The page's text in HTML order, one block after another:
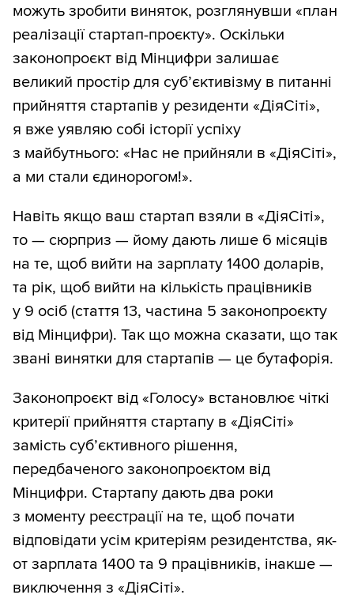
можуть зробити виняток, розглянувши «план
реалізації стартап-проєкту». Оскільки
законопроєкт від Мінцифри залишає
великий простір для суб’єктивізму в питанні
прийняття стартапів у резиденти «ДіяСіті»,
я вже уявляю собі історії успіху
з майбутнього: «Нас не прийняли в «ДіяСіті»,
а ми стали єдинорогом!».
Навіть якщо ваш стартап взяли в «ДіяСіті»,
то — сюрприз — йому дають лише 6 місяців
на те, щоб вийти на зарплату 1400 доларів,
та рік, щоб вийти на кількість працівників
у 9 осіб (стаття 13, частина 5 законопроєкту
від Мінцифри). Так що можна сказати, що так
звані винятки для стартапів — це бутафорія.
Законопроєкт від «Голосу» встановлює чіткі
критерії прийняття стартапу в «ДіяСіті»
замість суб’єктивного рішення,
передбаченого законопроєктом від
Мінцифри. Стартапу дають два роки
з моменту реєстрації на те, щоб почати
відповідати усім критеріям резидентства, як-
от зарплата 1400 та 9 працівників, інакше —
виключення з «ДіяСіті».